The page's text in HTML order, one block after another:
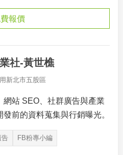
報價
社-黃世樵
新北市五股區
網站 SEO、社群廣告與產業
前的資料蒐集與行銷曝光。
告 FB粉專小編